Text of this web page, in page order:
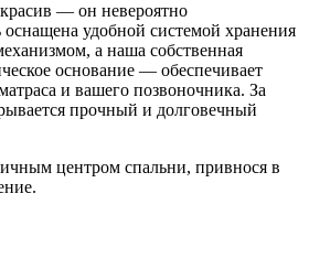
— он невероятно
удобной системой хранения
а наша собственная
основание — обеспечивает
и вашего позвоночника. За
прочный и долговечный
центром спальни, привнося в